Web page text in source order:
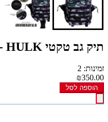
תיק גב טקטי V1 45L - HULK
זמינות: 2
₪350.00
הוספה לסל